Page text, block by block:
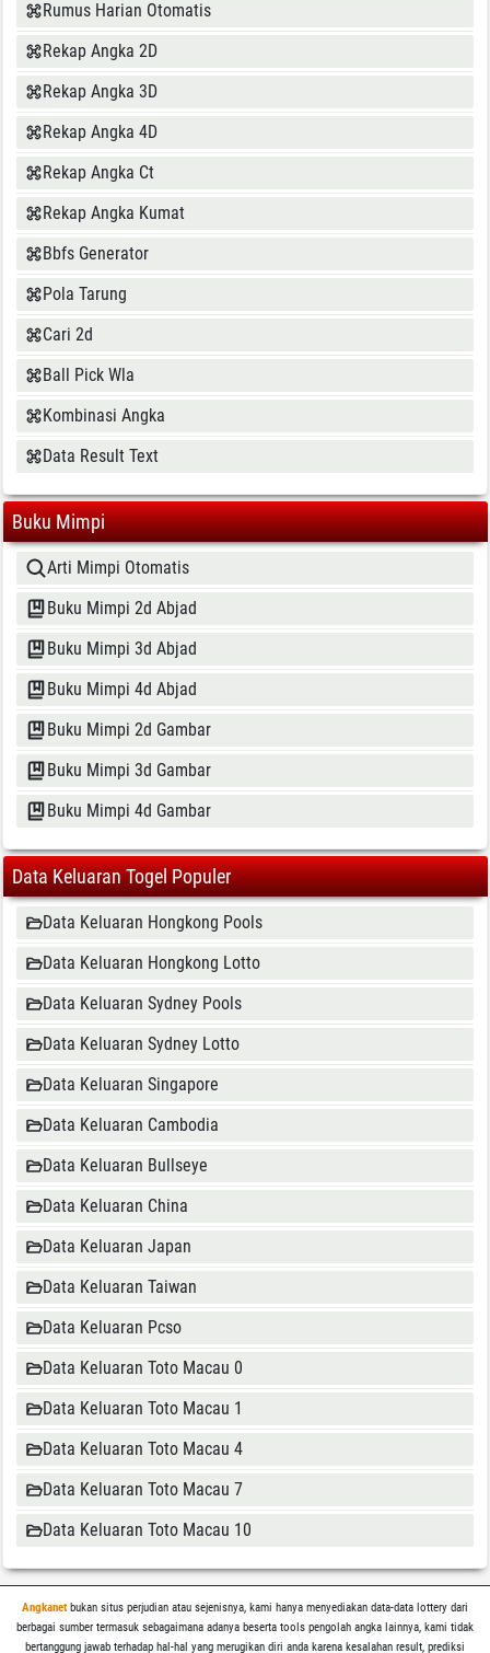
Rumus Harian Otomatis
Rekap Angka 2D
Rekap Angka 3D
Rekap Angka 4D
Rekap Angka Ct
Rekap Angka Kumat
Bbfs Generator
Pola Tarung
Cari 2d
Ball Pick Wla
Kombinasi Angka
Data Result Text
Buku Mimpi
Arti Mimpi Otomatis
Buku Mimpi 2d Abjad
Buku Mimpi 3d Abjad
Buku Mimpi 4d Abjad
Buku Mimpi 2d Gambar
Buku Mimpi 3d Gambar
Buku Mimpi 4d Gambar
Data Keluaran Togel Populer
Data Keluaran Hongkong Pools
Data Keluaran Hongkong Lotto
Data Keluaran Sydney Pools
Data Keluaran Sydney Lotto
Data Keluaran Singapore
Data Keluaran Cambodia
Data Keluaran Bullseye
Data Keluaran China
Data Keluaran Japan
Data Keluaran Taiwan
Data Keluaran Pcso
Data Keluaran Toto Macau 0
Data Keluaran Toto Macau 1
Data Keluaran Toto Macau 4
Data Keluaran Toto Macau 7
Data Keluaran Toto Macau 10
Angkanetbukan situs perjudian atau sejenisnya, kami hanya menyediakan data-data lottery dari
berbagai sumber termasuk sebagaimana adanya beserta tools pengolah angka lainnya, kami tidak
bertanggung jawab terhadap hal-hal yang merugikan diri anda karena kesalahan result, prediksi